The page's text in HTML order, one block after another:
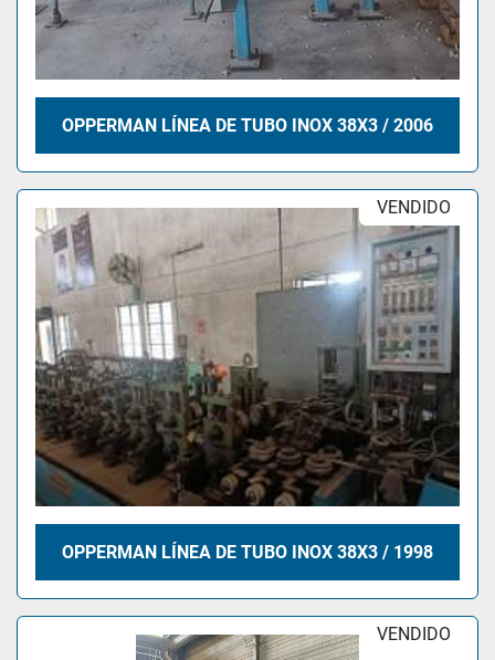
OPPERMAN LÍNEA DE TUBO INOX 38X3 / 2006
VENDIDO
OPPERMAN LÍNEA DE TUBO INOX 38X3 / 1998
VENDIDO